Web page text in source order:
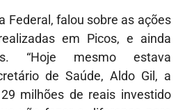
Federal, falou sobre as ações
em Picos, e ainda
“Hoje mesmo estava
de Saúde, Aldo Gil, a
milhões de reais investido